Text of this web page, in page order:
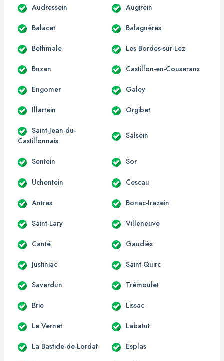
Audressein Augirein
Balacet Balaguères
Bethmale Les Bordes-sur-Lez
Buzan Castillon-en-Couserans
Engomer Galey
Illartein Orgibet
Saint-Jean-du-
Castillonnais
Salsein
Sentein Sor
Uchentein Cescau
Antras Bonac-Irazein
Saint-Lary Villeneuve
Canté Gaudiès
Justiniac Saint-Quirc
Saverdun Trémoulet
Brie Lissac
Le Vernet Labatut
La Bastide-de-Lordat Esplas